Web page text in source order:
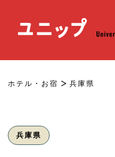
ホテル・お宿 兵庫県
兵庫県